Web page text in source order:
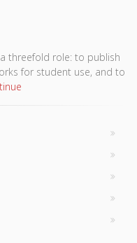
a threefold role: to publish
for student use, and to